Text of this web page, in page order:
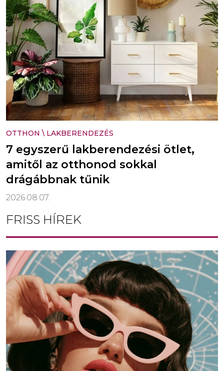
OTTHON \ LAKBERENDEZÉS
7 egyszerű lakberendezési ötlet,
amitől az otthonod sokkal
drágábbnak tűnik
2026.08.07.
FRISS HÍREK